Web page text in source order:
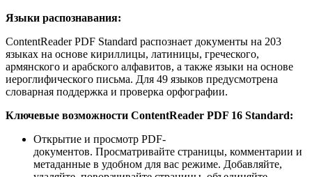
Языки распознавания:
ContentReader PDF Standard распознает документы на 203
языках на основе кириллицы, латиницы, греческого,
армянского и арабского алфавитов, а также языки на основе
иероглифического письма. Для 49 языков предусмотрена
словарная поддержка и проверка орфографии.
Ключевые возможности ContentReader PDF 16 Standard:
Открытие и просмотр PDF-
документов. Просматривайте страницы, комментарии и
метаданные в удобном для вас режиме. Добавляйте,